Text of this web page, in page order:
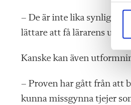
k
e
s
v
– De är inte lika synliga
lättare att få lärarens
Kanske kan även
– Proven har gått från att
kunna missgynna tjejer